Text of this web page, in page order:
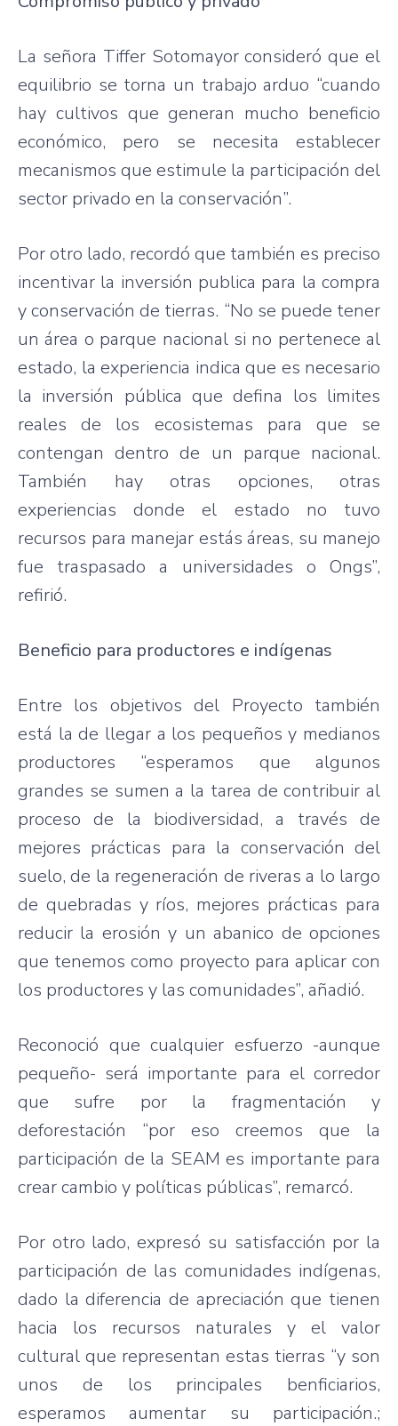
La señora Tiffer Sotomayor consideró que el
equilibrio se torna un trabajo arduo “cuando
hay cultivos que generan mucho beneficio
económico, pero se necesita establecer
mecanismos que estimule la participación del
sector privado en la conservación”.
Por otro lado, recordó que también es preciso
incentivar la inversión publica para la compra
y conservación de tierras. “No se puede tener
un área o parque nacional si no pertenece al
estado, la experiencia indica que es necesario
la inversión pública que defina los limites
reales de los ecosistemas para que se
contengan dentro de un parque nacional.
También hay otras opciones, otras
experiencias donde el estado no tuvo
recursos para manejar estás áreas, su manejo
fue traspasado a universidades o Ongs”,
refirió.
Beneficio para productores e indígenas
Entre los objetivos del Proyecto también
está la de llegar a los pequeños y medianos
productores “esperamos que algunos
grandes se sumen a la tarea de contribuir al
proceso de la biodiversidad, a través de
mejores prácticas para la conservación del
suelo, de la regeneración de riveras a lo largo
de quebradas y ríos, mejores prácticas para
reducir la erosión y un abanico de opciones
que tenemos como proyecto para aplicar con
los productores y las comunidades”, añadió.
Reconoció que cualquier esfuerzo -aunque
pequeño- será importante para el corredor
que sufre por la fragmentación y
deforestación “por eso creemos que la
participación de la SEAM es importante para
crear cambio y políticas públicas”, remarcó.
Por otro lado, expresó su satisfacción por la
participación de las comunidades indígenas,
dado la diferencia de apreciación que tienen
hacia los recursos naturales y el valor
cultural que representan estas tierras “y son
unos de los principales benficiarios,
esperamos aumentar su participación.;